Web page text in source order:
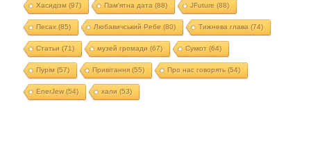
Хасидізм (97) Пам'ятна дата (88) JFuture (88)
Песах(85) Любавичський Ребе (80) Тижнева глава (74)
Статьи (71) музей громади (67) Суккот (64)
Пурім (57) Привітання(55) Про нас говорять(54)
EnerJew(54) хали (53)